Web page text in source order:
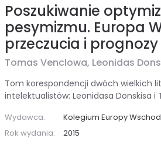
Poszukiwanie
pesymizmu. Europa
przeczucia i prognozy
Tomas Venclowa, Leonidas
Tom korespondencji dwóch wielkich
intelektualistów: Leonidasa Donskisa i
Wydawca:
Kolegium Europy
Rok wydania:
2015